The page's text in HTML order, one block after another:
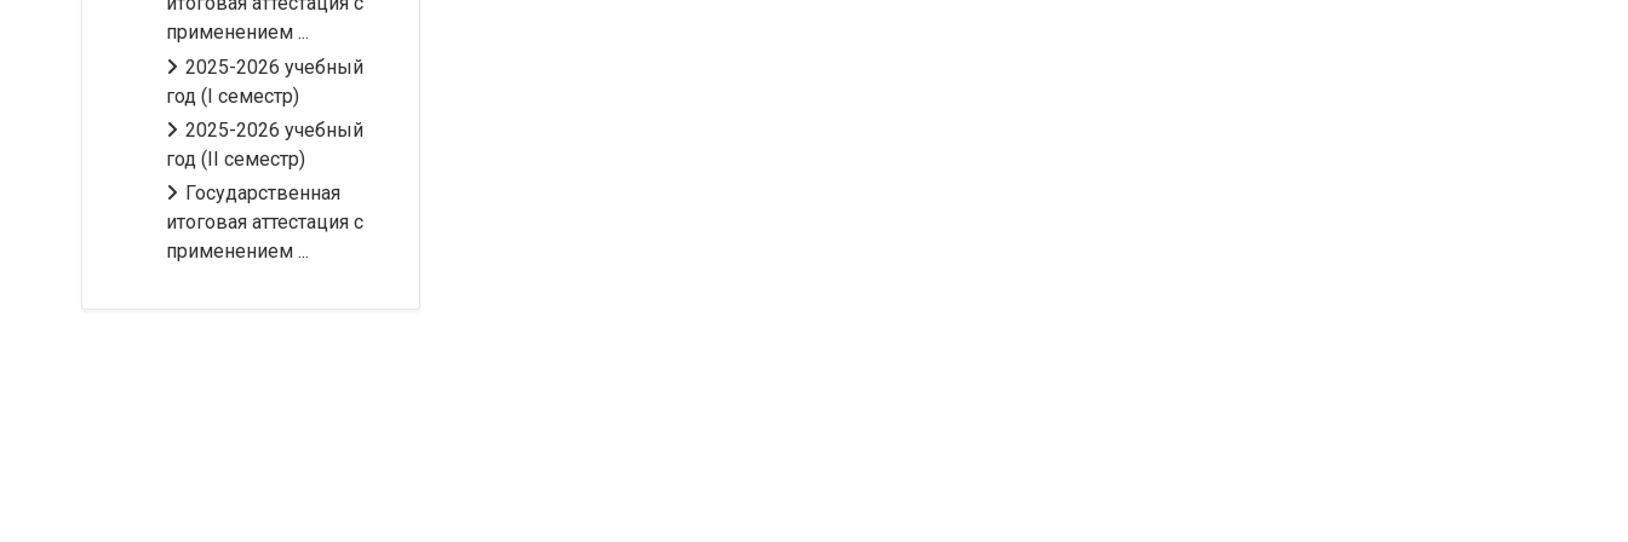
применением ...
2025-2026 учебный
год (I семестр)
2025-2026 учебный
год (II семестр)
Государственная
итоговая аттестация с
применением ...